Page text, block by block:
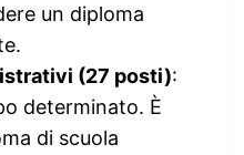
un diploma
(27 posti):
determinato. È
di scuola